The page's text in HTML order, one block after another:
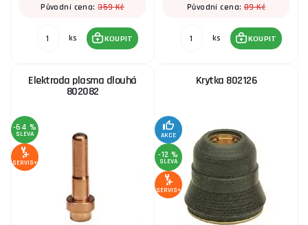
Původní cena:359 Kč
ks KOUPIT
Původní cena: 89 Kč
ks KOUPIT
Elektroda plasma dlouhá
802082
-64 %
SLEVA
SERVIS+
Krytka 802126
AKCE
-12 %
SLEVA
SERVIS+